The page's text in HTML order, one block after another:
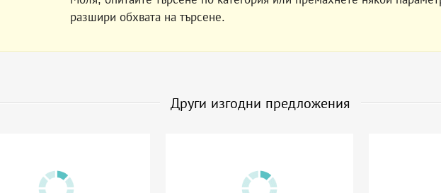
разшири обхвата на търсене.
Други изгодни предложения